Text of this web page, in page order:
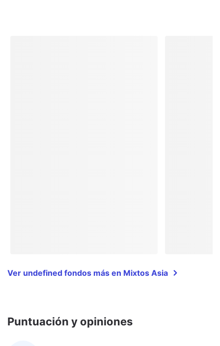
Ver undefined fondos más en Mixtos Asia
Puntuación y opiniones